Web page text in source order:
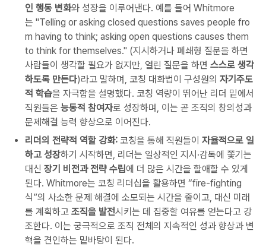
인 행동 변화와 성장을 이루어낸다. 예를 들어 Whitmore
는 "Telling or asking closed questions saves people fro
m having to think; asking open questions causes them
to think for themselves." (지시하거나 폐쇄형 질문을 하면
사람들이 생각할 필요가 없지만, 열린 질문을 하면 스스로 생각
하도록 만든다)라고 말하며, 코칭 대화법이 구성원의 자기주도
적 학습을 자극함을 설명했다. 코칭 역량이 뛰어난 리더 밑에서
직원들은 능동적 참여자로 성장하며, 이는 곧 조직의 창의성과
문제해결 능력 향상으로 이어진다.
리더의 전략적 역할 강화: 코칭을 통해 직원들이 자율적으로 일
하고 성장하기 시작하면, 리더는 일상적인 지시·감독에 쫓기는
대신 장기 비전과 전략 수립에 더 많은 시간을 할애할 수 있게
된다. Whitmore는 코칭 리더십을 활용하면 “fire-fighting
식”의 사소한 문제 해결에 소모되는 시간을 줄이고, 대신 미래
를 계획하고 조직을 발전시키는 데 집중할 여유를 얻는다고 강
조한다. 이는 궁극적으로 조직 전체의 지속적인 성과 향상과 변
혁을 견인하는 밑바탕이 된다.